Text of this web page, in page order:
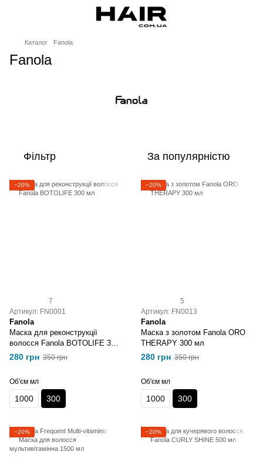
Каталог Fanola
Fanola
Фільтр За популярністю
−20%
7
Артикул: FN0001
Fanola
Маска для реконструкції
волосся Fanola BOTOLIFE 300
мл
280 грн 350 грн
Об'єм мл
1000 300
−20%
5
Артикул: FN0013
Fanola
Маска з золотом Fanola ORO
THERAPY 300 мл
280 грн 350 грн
Об'єм мл
1000 300
−20% −20%